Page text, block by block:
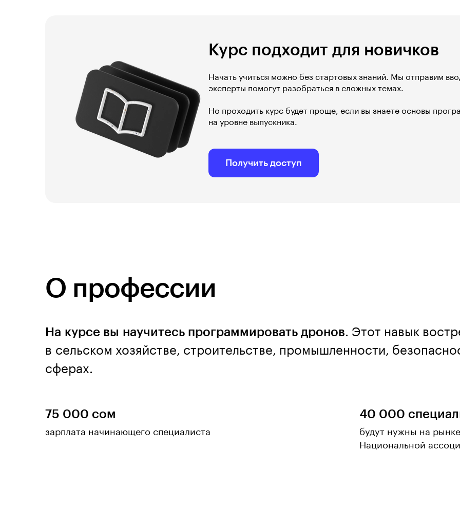
Курс подходит для новичков
Начать учиться можно без стартовых знаний. Мы отправим
эксперты помогут разобраться в сложных темах.
Но проходить курс будет проще, если вы знаете основы
на уровне выпускника.
Получить доступ
О профессии
На курсе вы научитесь программировать дронов. Этот навык
в сельском хозяйстве, строительстве, промышленности,
сферах.
75 000 сом
зарплата начинающего специалиста
40 000
будут нужны на
Национальной